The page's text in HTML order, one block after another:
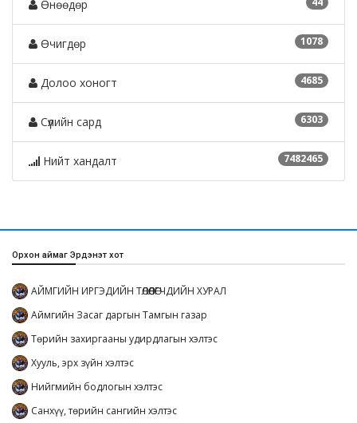
Өнөөдөр
1078
Өчигдөр
4685
Долоо хоногт
6303
Сүүлийн сард
7482465
Нийт хандалт
Орхон аймаг Эрдэнэт хот
АЙМГИЙН ИРГЭДИЙН ТӨЛӨӨЛӨГЧДИЙН ХУРАЛ
Аймгийн Засаг даргын Тамгын газар
Төрийн захиргааны удирдлагын хэлтэс
Хууль, эрх зүйн хэлтэс
Нийгмийн бодлогын хэлтэс
Санхүү, төрийн сангийн хэлтэс